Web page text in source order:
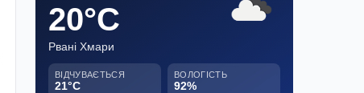
20°C
Рвані Хмари
ВІДЧУВАЄТЬСЯ
21°C
ВОЛОГІСТЬ
92%